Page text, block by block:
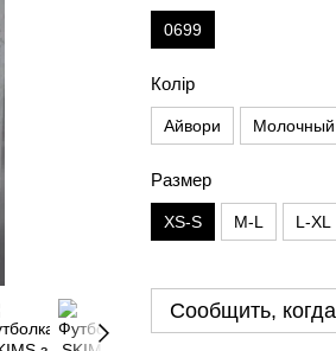
0699
Колір
Айвори Молочный
Размер
XS-S M-L L-XL
Сообщить,